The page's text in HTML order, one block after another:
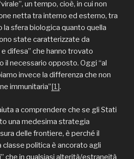
un tempo, cioè, in cui non
netta tra interno ed esterno, tra
la sfera biologica quanto quella
state caratterizzate da
difesa” che hanno trovato
il necessario opposto. Oggi “al
invece la differenza che non
immunitaria”[1].
a comprendere che se gli Stati
una medesima strategia
delle frontiere, è perché il
classe politica è ancorato agli
che in qualsiasi alterità/estraneità